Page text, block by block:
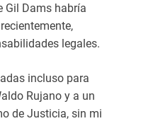
Gil Dams habría
legales.
incluso para
Rujano y a un
de Justicia, sin mi